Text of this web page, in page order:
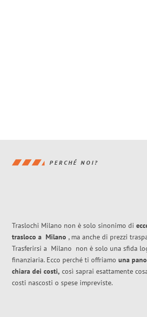
PERCHÉ NOI?
Traslochi Milano non è solo sinonimo di
trasloco a Milano , ma anche di prezzi
Trasferirsi a Milano non è solo una sfida
finanziaria. Ecco perché ti offriamo una
chiara dei costi, così saprai esattamente
costi nascosti o spese impreviste.